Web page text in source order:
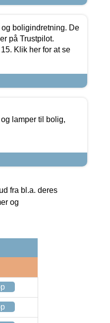
boligindretning. De
på Trustpilot.
Klik her for at se
lamper til bolig,
fra bl.a. deres
og